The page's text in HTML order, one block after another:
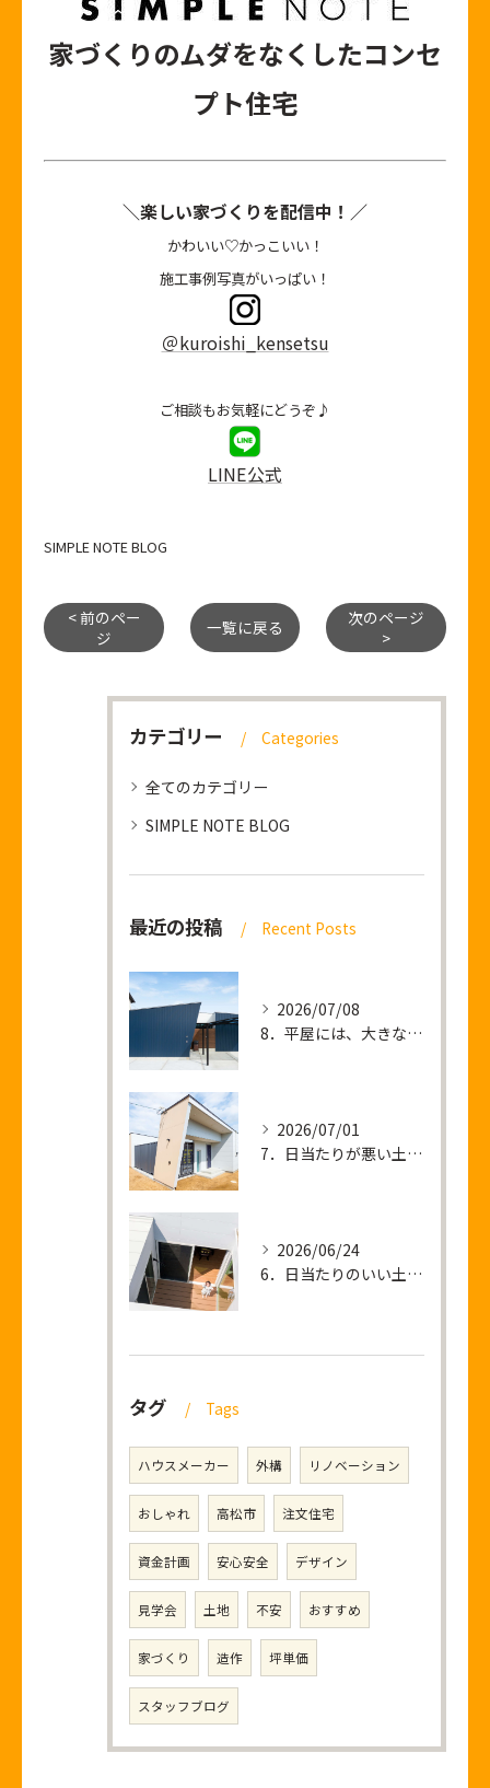
家づくりのムダをなくしたコンセ
プト住宅
＼楽しい家づくりを配信中！／
かわいい♡かっこいい！
施工事例写真がいっぱい！
＠kuroishi_kensetsu
ご相談もお気軽にどうぞ♪
LINE公式
SIMPLE NOTE BLOG
< 前のペー
ジ
一覧に戻る
次のページ
>
カテゴリー Categories
全てのカテゴリー
SIMPLE NOTE BLOG
最近の投稿 Recent Posts
2026/07/08
8．平屋には、大きな土地が必要なのか？
2026/07/01
7．日当たりが悪い土地 ＝ 暗い家が建つ？
2026/06/24
6．日当たりのいい土地を買って後悔すること
タグ Tags
ハウスメーカー 外構 リノベーション
おしゃれ 高松市 注文住宅
資金計画 安心安全 デザイン
見学会 土地 不安 おすすめ
家づくり 造作 坪単価
スタッフブログ